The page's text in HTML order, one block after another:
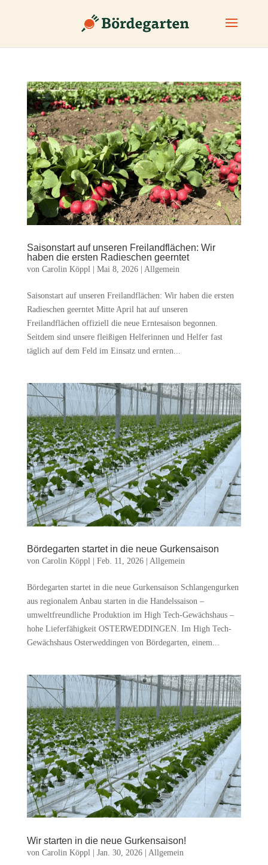
Saisonstart auf unseren Freilandflächen: Wir
haben die ersten Radieschen geerntet
von Carolin Köppl Mai 8, 2026| Allgemein
Saisonstart auf unseren Freilandflächen: Wir haben die ersten
Radieschen geerntet Mitte April hat auf unseren
Freilandflächen offiziell die neue Erntesaison begonnen.
Seitdem sind unsere fleißigen Helferinnen und Helfer fast
täglich auf dem Feld im Einsatz und ernten...
Bördegarten startet in die neue Gurkensaison
von Carolin Köppl Feb. 11, 2026| Allgemein
Bördegarten startet in die neue Gurkensaison Schlangengurken
aus regionalem Anbau starten in die Handelssaison –
umweltfreundliche Produktion im High Tech-Gewächshaus –
hohe Lieferfähigkeit OSTERWEDDINGEN. Im High Tech-
Gewächshaus Osterweddingen von Bördegarten, einem...
Wir starten in die neue Gurkensaison!
von Carolin Köppl Jan. 30, 2026| Allgemein